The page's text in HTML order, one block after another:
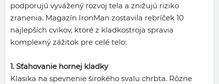
podporujú vyvážený rozvoj tela a znižujú riziko
zranenia. Magazín IronMan zostavila rebríček 10
najlepších cvikov, ktoré z kladkostroja spravia
komplexný zážitok pre celé telo:
1. Sťahovanie hornej kladky
Klasika na spevnenie širokého svalu chrbta. Rôzne